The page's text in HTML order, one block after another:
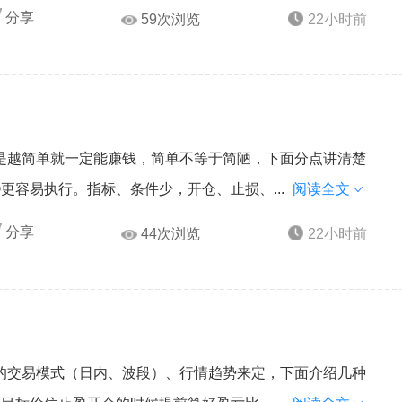
分享 59次浏览 22小时前
简单就一定能赚钱，简单不等于简陋，下面分点讲清楚
容易执行。指标、条件少，开仓、止损、...
阅读全文
分享 44次浏览 22小时前
易模式（日内、波段）、行情趋势来定，下面介绍几种